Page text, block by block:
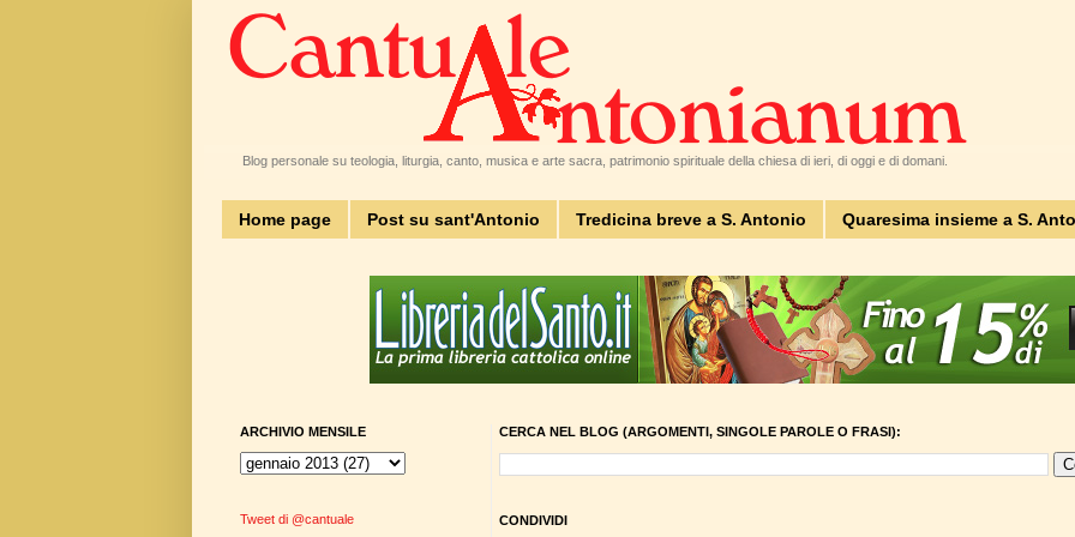
Blog personale su teologia, liturgia, canto, musica e arte sacra, patrimonio spirituale della chiesa di ieri, di oggi e di domani.
Home page Post su sant'Antonio Tredicina breve a S. Antonio Quaresima insieme a S.
CERCA NEL BLOG (ARGOMENTI, SINGOLE PAROLE O FRASI):
CONDIVIDI
ARCHIVIO MENSILE
Tweet di @cantuale